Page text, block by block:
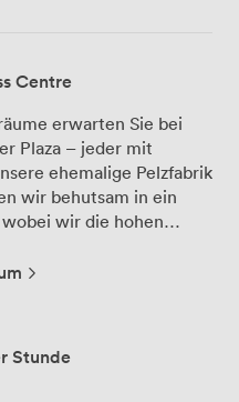
Centre
erwarten Sie bei
Plaza – jeder mit
ehemalige Pelzfabrik
wir behutsam in ein
wir die hohen
hält. Unsere
Ihre Seminare,
Stunde